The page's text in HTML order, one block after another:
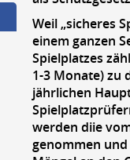
Weil „sicheres
einem ganzen
Spielplatzes
1-3 Monate) zu
jährlichen
werden diie
genommen